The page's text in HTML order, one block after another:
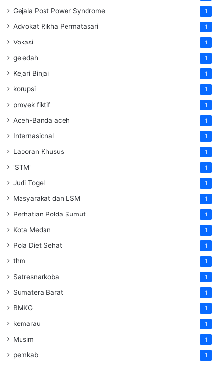
Gejala Post Power Syndrome 1
Advokat Rikha Permatasari 1
Vokasi 1
geledah 1
Kejari Binjai 1
korupsi 1
proyek fiktif 1
Aceh-Banda aceh 1
Internasional 1
Laporan Khusus 1
'STM' 1
Judi Togel 1
Masyarakat dan LSM 1
Perhatian Polda Sumut 1
Kota Medan 1
Pola Diet Sehat 1
thm 1
Satresnarkoba 1
Sumatera Barat 1
BMKG 1
kemarau 1
Musim 1
pemkab 1